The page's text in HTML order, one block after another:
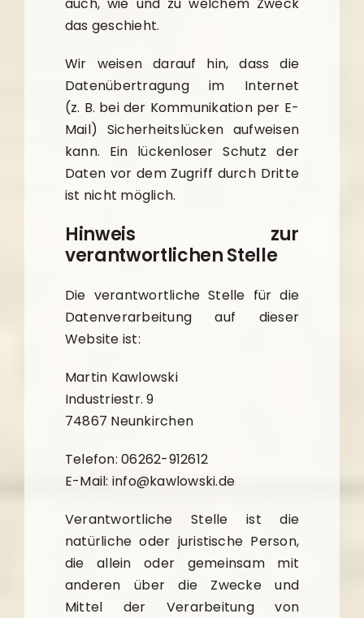
auch, wie und zu welchem Zweck
das geschieht.
Wir weisen darauf hin, dass die
Datenübertragung im Internet
(z. B. bei der Kommunikation per E-
Mail) Sicherheitslücken aufweisen
kann. Ein lückenloser Schutz der
Daten vor dem Zugriff durch Dritte
ist nicht möglich.
Hinweis zur
verantwortlichen Stelle
Die verantwortliche Stelle für die
Datenverarbeitung auf dieser
Website ist:
Martin Kawlowski
Industriestr. 9
74867 Neunkirchen
Telefon: 06262-912612
E-Mail: info@kawlowski.de
Verantwortliche Stelle ist die
natürliche oder juristische Person,
die allein oder gemeinsam mit
anderen über die Zwecke und
Mittel der Verarbeitung von